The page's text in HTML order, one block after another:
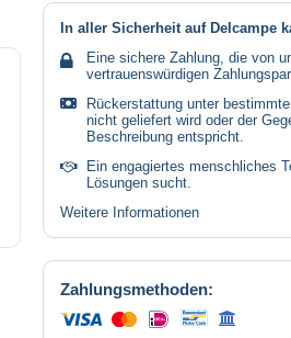
In aller Sicherheit auf Delcampe
Eine sichere Zahlung, die von
vertrauenswürdigen
Rückerstattung unter
nicht geliefert wird oder der
Beschreibung entspricht.
Ein engagiertes menschliches
Lösungen sucht.
Weitere Informationen
Zahlungsmethoden: